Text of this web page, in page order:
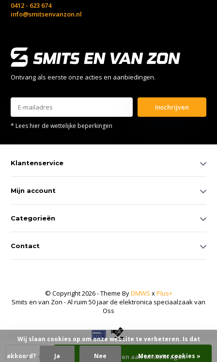
+
- Toevoegen aan winkelwagen
0412 - 623 674
info@smitsenvanzon.nl
Ontvang als eerste onze acties en aanbiedingen.
Inschrijven
* Lees hier de wettelijke beperkingen
Klantenservice
Mijn account
Categorieën
Contact
© Copyright 2026 - Theme ByDMWS xPlus+
Smits en van Zon - Al ruim 50 jaar de elektronica speciaalzaak van
Oss
Wij slaan cookies op om onze website te verbeteren. Is dat
akkoord? Ja Nee Meer over cookies »